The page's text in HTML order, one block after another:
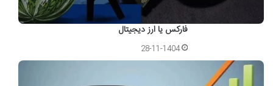
فارکس یا ارز دیجیتال
28-11-1404